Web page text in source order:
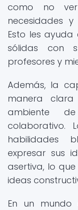
como no
necesidades
Esto les ayuda
sólidas con
profesores y
Además, la
manera
ambiente
colaborativo.
habilidades
expresar sus
asertiva, lo
ideas
En un mundo